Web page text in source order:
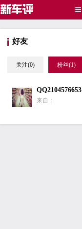
好友
关注(0) 粉丝(1)
QQ2104576653
来自：